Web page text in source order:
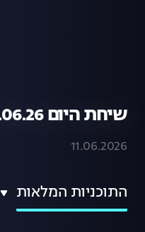
שיחת היום 11.06.26 - התכנית המלאה
11.06.2026
התוכניות המלאות